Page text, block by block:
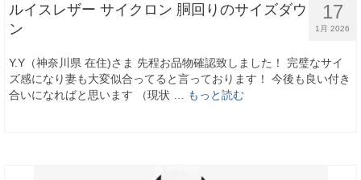
17
1月 2026
ルイスレザー サイクロン 胴回りのサイズダウ
ン
Y.Y（神奈川県 在住)さま 先程お品物確認致しました！ 完璧なサイ
ズ感になり妻も大変似合ってると言っております！ 今後も良い付き
合いになればと思います （現状 …
もっと読む